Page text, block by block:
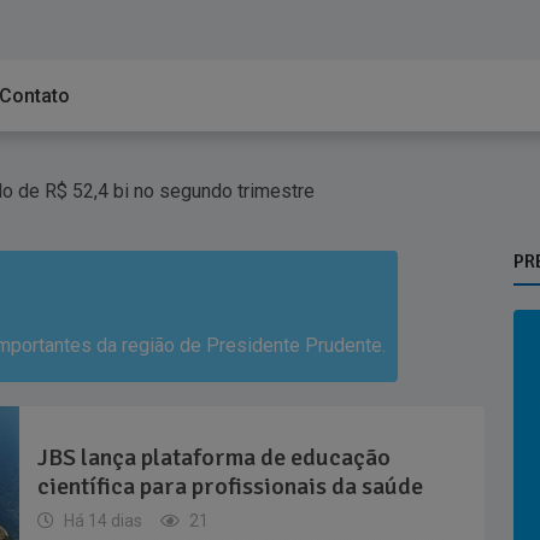
Contato
prêmio acumula para R$ 165 milhões
pagamentos em bares e restaurantes
de R$ 52,4 bi no segundo trimestre
da região de Presidente Prudente.
JBS lança plataforma de educação
científica para profissionais da saúde
Há 14 dias
21